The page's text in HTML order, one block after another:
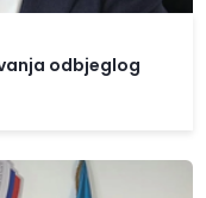
odbjeglog